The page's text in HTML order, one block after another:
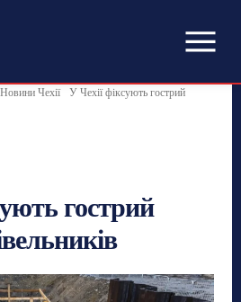
Новини Чехії
У Чехії фіксують гострий
гострий